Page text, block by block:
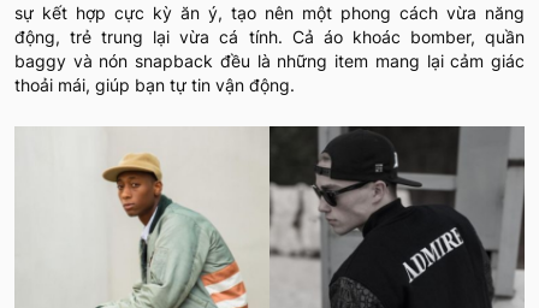
sự kết hợp cực kỳ ăn ý, tạo nên một phong cách vừa năng
động, trẻ trung lại vừa cá tính. Cả áo khoác bomber, quần
baggy và nón snapback đều là những item mang lại cảm giác
thoải mái, giúp bạn tự tin vận động.